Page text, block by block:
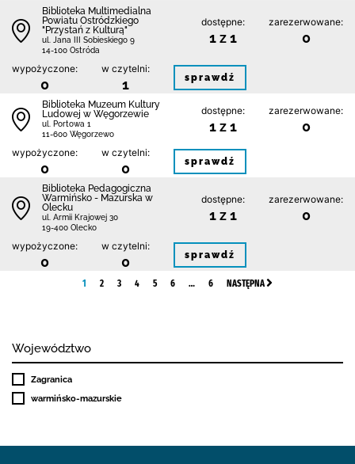
Biblioteka Multimedialna
Powiatu Ostródzkiego
"Przystań z Kulturą"
ul. Jana III Sobieskiego 9
14-100 Ostróda
dostępne:
1 z 1
zarezerwowane:
0
wypożyczone:
0
w czytelni:
1 sprawdź
Biblioteka Muzeum Kultury
Ludowej w Węgorzewie
ul. Portowa 1
11-600 Węgorzewo
dostępne:
1 z 1
zarezerwowane:
0
wypożyczone:
0
w czytelni:
0 sprawdź
Biblioteka Pedagogiczna
Warmińsko - Mazurska w
Olecku
ul. Armii Krajowej 30
19-400 Olecko
dostępne:
1 z 1
zarezerwowane:
0
wypożyczone:
0
w czytelni:
0 sprawdź
1 2 3 4 5 6 … 6 NASTĘPNA
Województwo
Zagranica
warmińsko-mazurskie